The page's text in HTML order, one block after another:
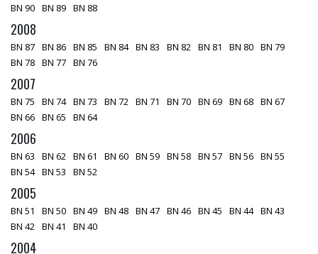
BN 90 BN 89 BN 88
2008
BN 87 BN 86 BN 85 BN 84 BN 83 BN 82 BN 81 BN 80 BN 79
BN 78 BN 77 BN 76
2007
BN 75 BN 74 BN 73 BN 72 BN 71 BN 70 BN 69 BN 68 BN 67
BN 66 BN 65 BN 64
2006
BN 63 BN 62 BN 61 BN 60 BN 59 BN 58 BN 57 BN 56 BN 55
BN 54 BN 53 BN 52
2005
BN 51 BN 50 BN 49 BN 48 BN 47 BN 46 BN 45 BN 44 BN 43
BN 42 BN 41 BN 40
2004